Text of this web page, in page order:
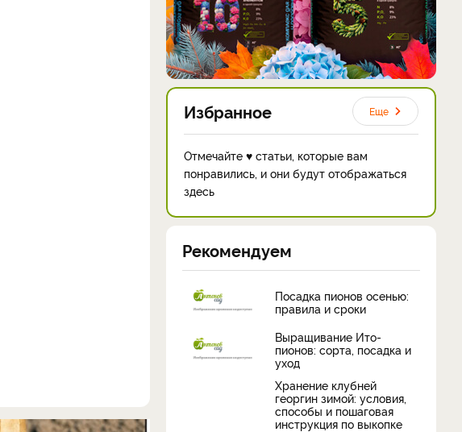
Избранное Еще
Отмечайте ♥ статьи, которые вам
понравились, и они будут отображаться
здесь
Рекомендуем
Посадка пионов осенью:
правила и сроки
Выращивание Ито-
пионов: сорта, посадка и
уход
Хранение клубней
георгин зимой: условия,
способы и пошаговая
инструкция по выкопке